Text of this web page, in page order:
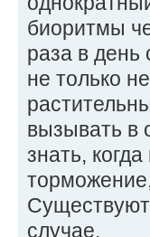
биоритмы
раза в день
не только
вызывать в
знать,
Существуют
случае.